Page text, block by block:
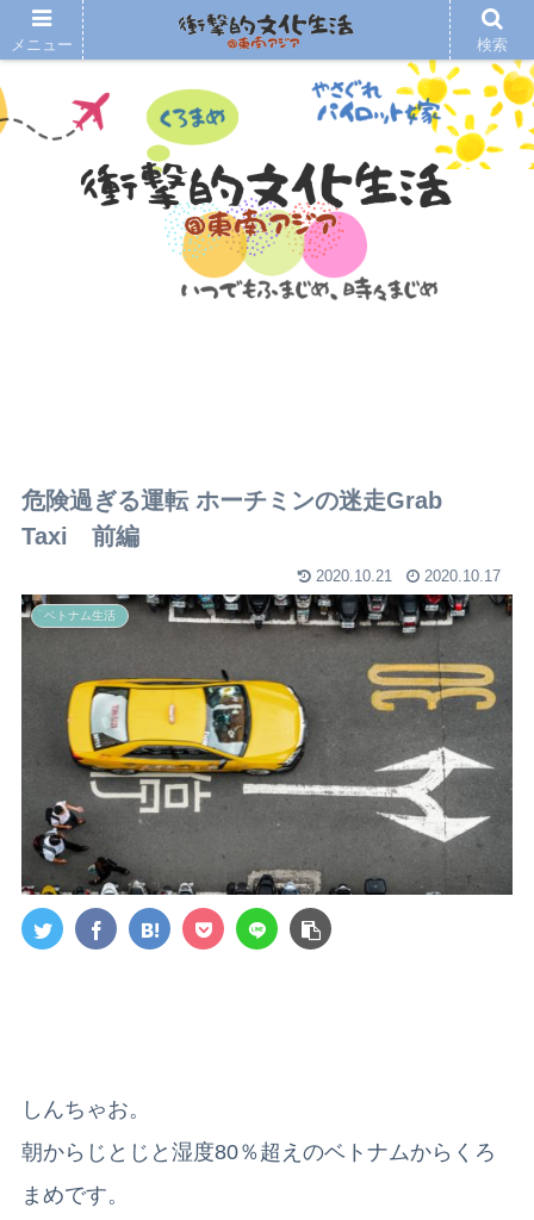
危険過ぎる運転 ホーチミンの迷走Grab
Taxi 前編
2020.10.21 2020.10.17
ベトナム生活
しんちゃお。
朝からじとじと湿度80％超えのベトナムからくろ
まめです。
メニュー 検索